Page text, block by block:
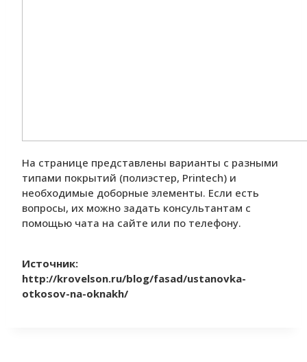
На странице представлены варианты с разными
типами покрытий (полиэстер, Printech) и
необходимые доборные элементы. Если есть
вопросы, их можно задать консультантам с
помощью чата на сайте или по телефону.
Источник:
http://krovelson.ru/blog/fasad/ustanovka-
otkosov-na-oknakh/